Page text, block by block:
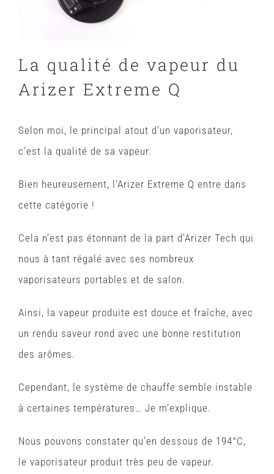
La qualité de vapeur du
Arizer Extreme Q
Selon moi, le principal atout d’un vaporisateur,
c’est la qualité de sa vapeur.
Bien heureusement, l’Arizer Extreme Q entre dans
cette catégorie !
Cela n’est pas étonnant de la part d’Arizer Tech qui
nous à tant régalé avec ses nombreux
vaporisateurs portables et de salon.
Ainsi, la vapeur produite est douce et fraîche, avec
un rendu saveur rond avec une bonne restitution
des arômes.
Cependant, le système de chauffe semble instable
à certaines températures… Je m’explique.
Nous pouvons constater qu’en dessous de 194°C,
le vaporisateur produit très peu de vapeur.